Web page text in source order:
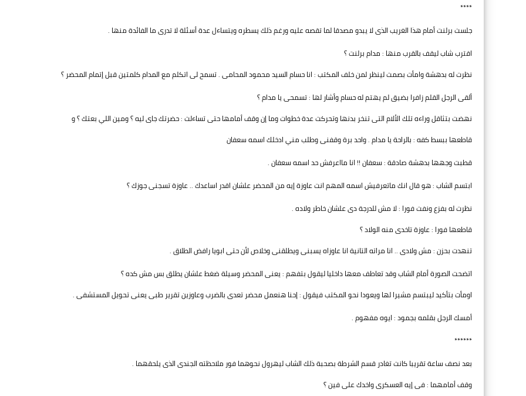
****
جلست برلنت أمام هذا الغريب الذى لا يبدو مصدقا لما تقصه عليه ورغم ذلك يسطره ويتساءل عدة أسئلة لا تدرى ما الفائدة منها .
اقترب شاب ليقف بالقرب منها : مدام برلنت ؟
نظرت له بدهشة وامأت بصمت لينظر لمن خلف المكتب : انا حسام السيد محمود المحامى . تسمح لى اتكلم مع المدام كلمتين قبل إتمام المحضر ؟
ألقى الرجل القلم زافرا بضيق لم يهتم له حسام وأشار لها : تسمحى يا مدام ؟
نهضت بتثاقل وراءه تلك الألام التى تنخر بدنها وتحركت عدة خطوات وما إن وقف أمامها حتى تساءلت : حضرتك جاى ليه ؟ ومين اللي بعتك ؟ و
قاطعها ببسط كفه : بالراحة يا مدام . واحد برة وقفنى وطلب مني ادخلك اسمه سعفان
قطبت وجهها بدهشة صادقة : سعفان !! انا مااعرفش حد اسمه سعفان .
ابتسم الشاب : هو قال انك ماتعرفيش اسمه المهم انت عاوزة إيه من المحضر علشان اقدر اساعدك .. عاوزة تسجنى جوزك ؟
نظرت له بفزع ونفت فورا : لا مش للدرجة دى علشان خاطر ولاده .
قاطعها فورا : عاوزة تاخدى منه الولاد ؟
تنهدت بحزن : مش ولادى .. انا مراته التانية انا عاوزاه يسبنى ويطلقنى وخلاص لأن حتى ابويا رافض الطلاق .
اتضحت الصورة أمام الشاب وقد تعاطف معها داخليا ليقول بتفهم : يعنى المحضر وسيلة ضغط علشان يطلق بس مش كده ؟
اومأت بتأكيد ليبتسم مشيرا لها ويعودا نحو المكتب فيقول : إحنا هنعمل محضر تعدى بالضرب وعاوزين تقرير طبى يعنى تحويل المستشفى .
أمسك الرجل بقلمه بجمود : ايوه مفهوم .
******
بعد نصف ساعة تقريبا كانت تغادر قسم الشرطة بصحبة ذلك الشاب ليهرول نحوهما فور ملاحظته الجندى الذى يلحقهما .
وقف أمامهما : فى إيه العسكرى واخدك على فين ؟